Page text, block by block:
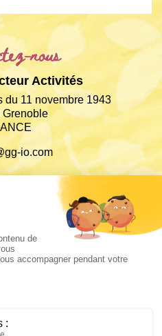
nous
Activités
du 11 novembre 1943
Grenoble
io.com
de Ventes
confidentialités
Livraisons
sécurisés